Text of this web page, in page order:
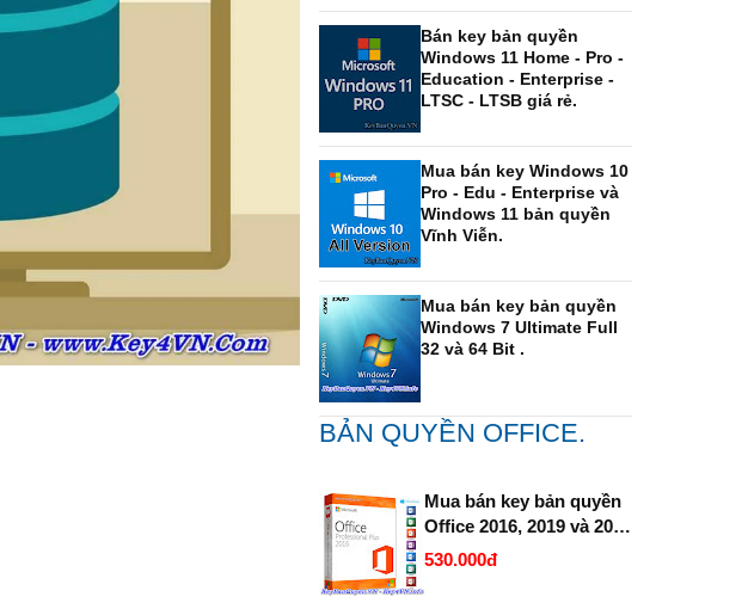
Bán key bản quyền
Windows 11 Home - Pro -
Education - Enterprise -
LTSC - LTSB giá rẻ.
Mua bán key Windows 10
Pro - Edu - Enterprise và
Windows 11 bản quyền
Vĩnh Viễn.
Mua bán key bản quyền
Windows 7 Ultimate Full
32 và 64 Bit .
BẢN QUYỀN OFFICE.
Mua bán key bản quyền
Office 2016, 2019 và 2021
Pro Plus (365 ) Vĩnh Viễn
530.000đ